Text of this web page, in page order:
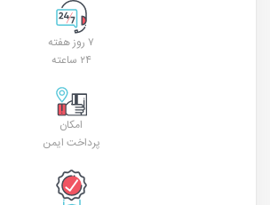
۷ روز هفته
۲۴ ساعته
امکان
پرداخت ایمن